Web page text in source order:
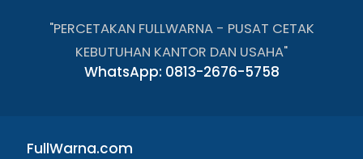
"PERCETAKAN FULLWARNA - PUSAT CETAK
KEBUTUHAN KANTOR DAN USAHA"
WhatsApp: 0813-2676-5758
FullWarna.com